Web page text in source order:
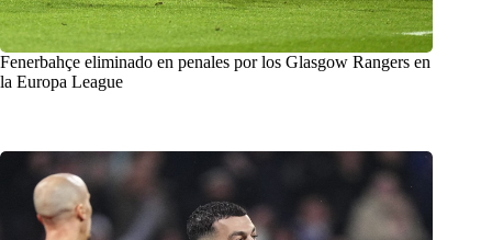
Fenerbahçe eliminado en penales por los Glasgow Rangers en
la Europa League